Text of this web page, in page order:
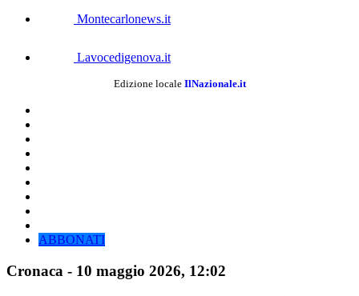
Montecarlonews.it
Lavocedigenova.it
Edizione locale IlNazionale.it
ABBONATI
Cronaca - 10 maggio 2026, 12:02